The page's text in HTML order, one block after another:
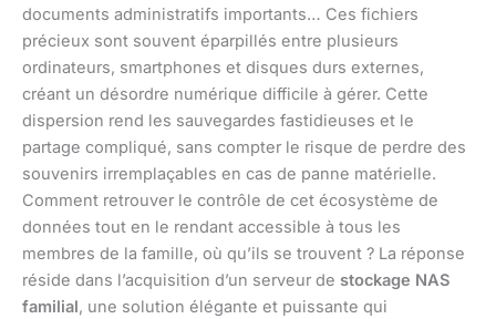
documents administratifs importants… Ces fichiers
précieux sont souvent éparpillés entre plusieurs
ordinateurs, smartphones et disques durs externes,
créant un désordre numérique difficile à gérer. Cette
dispersion rend les sauvegardes fastidieuses et le
partage compliqué, sans compter le risque de perdre des
souvenirs irremplaçables en cas de panne matérielle.
Comment retrouver le contrôle de cet écosystème de
données tout en le rendant accessible à tous les
membres de la famille, où qu’ils se trouvent ? La réponse
réside dans l’acquisition d’un serveur de stockage NAS
familial, une solution élégante et puissante qui